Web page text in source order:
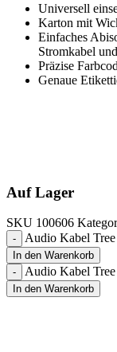
Universell
Karton mit
Einfaches
Stromkabel
Präzise
Genaue
Auf Lager
SKU 100606
Audio Kabel
In den Warenkorb
Audio Kabel
In den Warenkorb